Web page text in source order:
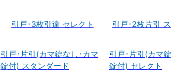
引戸･3枚引違 セレクト 引戸･2枚片引
引戸･片引(カマ錠なし･カマ
錠付) スタンダード
引戸･片引(カマ
錠付) セレクト